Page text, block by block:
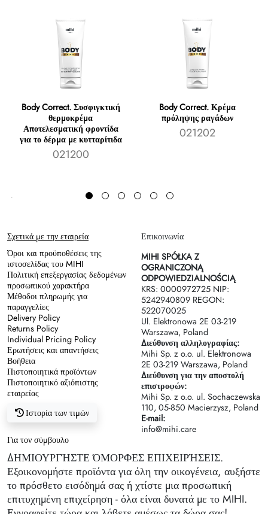
Body Correct. Συσφιγκτική
θερμοκρέμα
Αποτελεσματική φροντίδα
για το δέρμα με κυτταρίτιδα
021200
Body Correct. Κρέμα
πρόληψης ραγάδων
021202
Σχετικά με την εταιρεία
Όροι και προϋποθέσεις της
ιστοσελίδας του MIHI
Πολιτική επεξεργασίας δεδομένων
προσωπικού χαρακτήρα
Μέθοδοι πληρωμής για
παραγγελίες
Delivery Policy
Returns Policy
Individual Pricing Policy
Ερωτήσεις και απαντήσεις
Βοήθεια
Πιστοποιητικά προϊόντων
Πιστοποιητικό αξιόπιστης
εταιρείας
Ιστορία των τιμών
Επικοινωνία
MIHI SPÓŁKA Z
OGRANICZONĄ
ODPOWIEDZIALNOŚCIĄ
KRS: 0000972725 NIP:
5242940809 REGON:
522070025
Ul. Elektronowa 2Е 03-219
Warszawa, Poland
Διεύθυνση αλληλογραφίας:
Mihi Sp. z o.o. ul. Elektronowa
2Е 03-219 Warszawa, Poland
Διεύθυνση για την αποστολή
επιστροφών:
Mihi Sp. z o.o. ul. Sochaczewska
110, 05-850 Macierzysz, Poland
E-mail:
info@mihi.care
Για τον σύμβουλο
ΔΗΜΙΟΥΡΓΉΣΤΕ ΌΜΟΡΦΕΣ ΕΠΙΧΕΙΡΉΣΕΙΣ.
Εξοικονομήστε προϊόντα για όλη την οικογένεια, αυξήστε
το πρόσθετο εισόδημά σας ή χτίστε μια προσωπική
επιτυχημένη επιχείρηση - όλα είναι δυνατά με το MIHI.